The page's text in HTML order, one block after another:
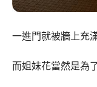
一進門就被牆上充
而姐妹花當然是為